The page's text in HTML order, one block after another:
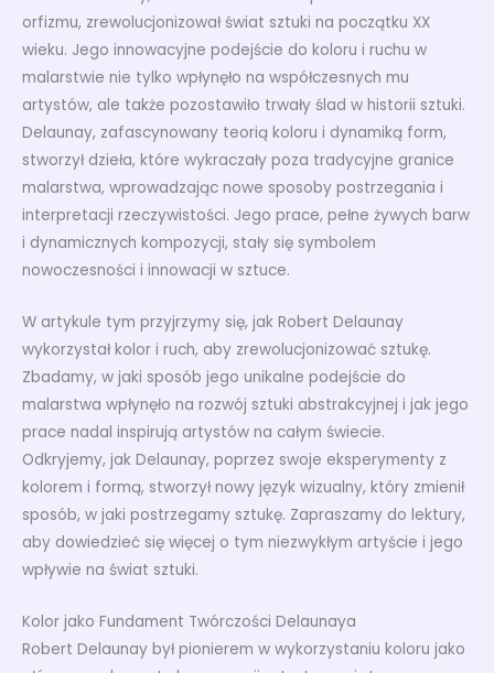
orfizmu, zrewolucjonizował świat sztuki na początku XX
wieku. Jego innowacyjne podejście do koloru i ruchu w
malarstwie nie tylko wpłynęło na współczesnych mu
artystów, ale także pozostawiło trwały ślad w historii sztuki.
Delaunay, zafascynowany teorią koloru i dynamiką form,
stworzył dzieła, które wykraczały poza tradycyjne granice
malarstwa, wprowadzając nowe sposoby postrzegania i
interpretacji rzeczywistości. Jego prace, pełne żywych barw
i dynamicznych kompozycji, stały się symbolem
nowoczesności i innowacji w sztuce.
W artykule tym przyjrzymy się, jak Robert Delaunay
wykorzystał kolor i ruch, aby zrewolucjonizować sztukę.
Zbadamy, w jaki sposób jego unikalne podejście do
malarstwa wpłynęło na rozwój sztuki abstrakcyjnej i jak jego
prace nadal inspirują artystów na całym świecie.
Odkryjemy, jak Delaunay, poprzez swoje eksperymenty z
kolorem i formą, stworzył nowy język wizualny, który zmienił
sposób, w jaki postrzegamy sztukę. Zapraszamy do lektury,
aby dowiedzieć się więcej o tym niezwykłym artyście i jego
wpływie na świat sztuki.
Kolor jako Fundament Twórczości Delaunaya
Robert Delaunay był pionierem w wykorzystaniu koloru jako